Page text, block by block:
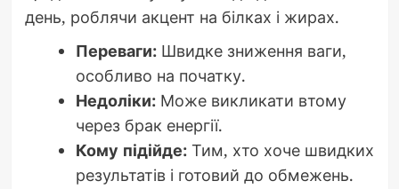
день, роблячи акцент на білках і жирах.
Переваги:Швидке зниження ваги,
особливо на початку.
Недоліки:Може викликати втому
через брак енергії.
Кому підійде:Тим, хто хоче швидких
результатів і готовий до обмежень.